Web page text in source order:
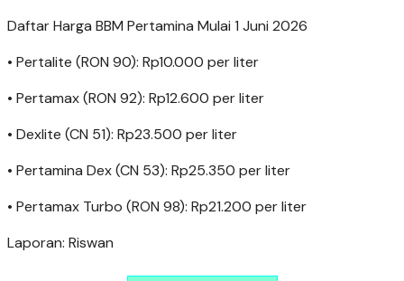
Daftar Harga BBM Pertamina Mulai 1 Juni 2026
• Pertalite (RON 90): Rp10.000 per liter
• Pertamax (RON 92): Rp12.600 per liter
• Dexlite (CN 51): Rp23.500 per liter
• Pertamina Dex (CN 53): Rp25.350 per liter
• Pertamax Turbo (RON 98): Rp21.200 per liter
Laporan: Riswan